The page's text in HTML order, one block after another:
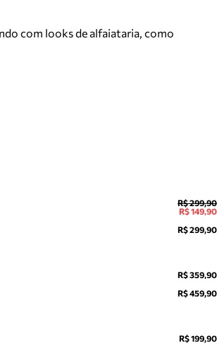
com looks de alfaiataria, como
R$ 299,90
R$ 149,90
R$ 299,90
R$ 359,90
R$ 459,90
R$ 199,90